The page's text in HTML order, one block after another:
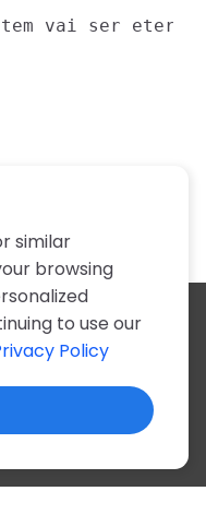
tem vai ser
I J K
U V W X
tabs and lyrics
similar
browsing
to use our
Policy